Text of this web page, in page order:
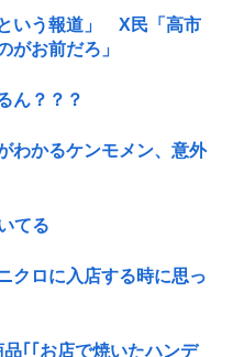
いう報道」 X民「高市
がお前だろ」
ん？？？
わかるケンモメン、意外
てる
クロに入店する時に思っ
品｢｢お店で焼いたハンデ